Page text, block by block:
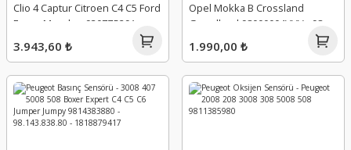
Clio 4 Captur Citroen C4 C5 Ford
Focus Mondeo 9307Z529A -
166391343R - 7701206904 -
1452490 - 1820365
3.943,60 ₺
Opel Mokka B Crossland
Grandland 98000004VVV - 98
1.990,00 ₺